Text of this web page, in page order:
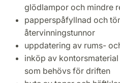
glödlampor och mindre
papperspåfyllnad och
återvinningstunnor
uppdatering av rums-
inköp av
som behövs för driften